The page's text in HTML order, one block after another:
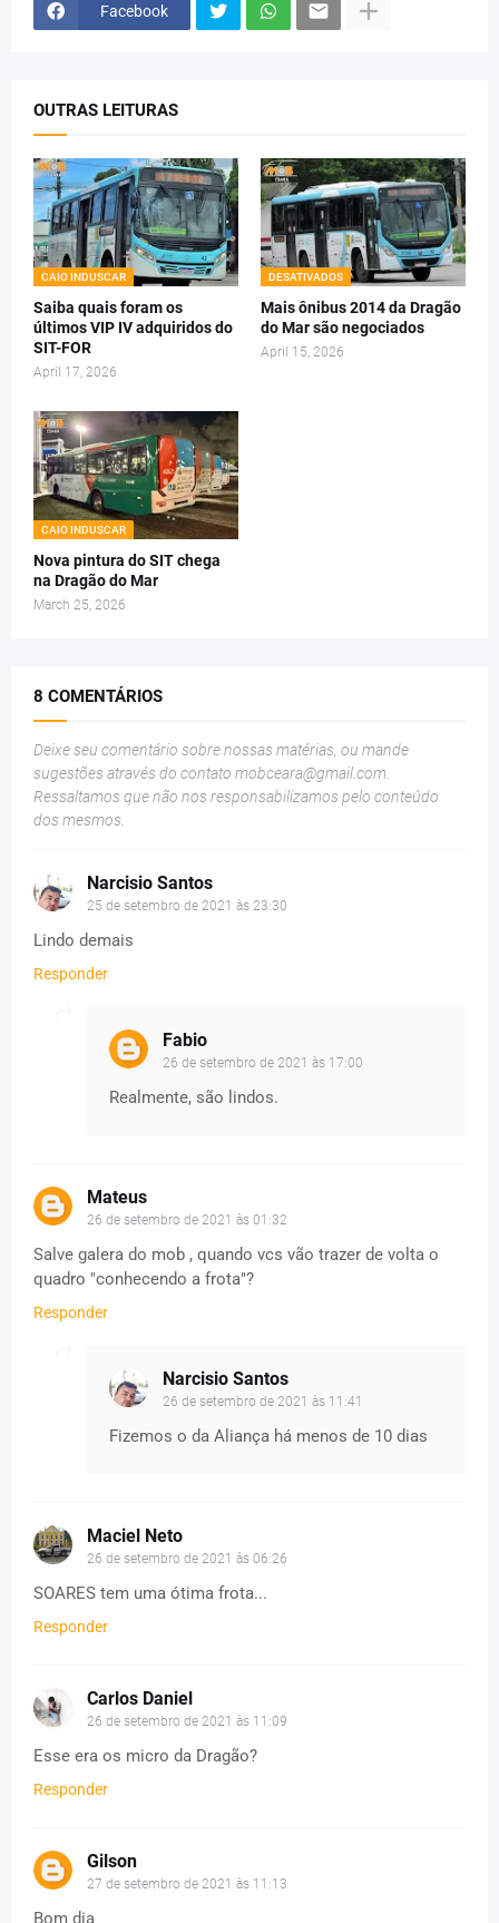
Facebook
OUTRAS LEITURAS
CAIO INDUSCAR
Saiba quais foram os
últimos VIP IV adquiridos do
SIT-FOR
April 17, 2026
DESATIVADOS
Mais ônibus 2014 da Dragão
do Mar são negociados
April 15, 2026
CAIO INDUSCAR
Nova pintura do SIT chega
na Dragão do Mar
March 25, 2026
8 COMENTÁRIOS
Deixe seu comentário sobre nossas matérias, ou mande
sugestões através do contato mobceara@gmail.com.
Ressaltamos que não nos responsabilizamos pelo conteúdo
dos mesmos.
Narcisio Santos
25 de setembro de 2021 às 23:30
Lindo demais
Responder
Fabio
26 de setembro de 2021 às 17:00
Realmente, são lindos.
Mateus
26 de setembro de 2021 às 01:32
Salve galera do mob , quando vcs vão trazer de volta o
quadro "conhecendo a frota"?
Responder
Narcisio Santos
26 de setembro de 2021 às 11:41
Fizemos o da Aliança há menos de 10 dias
Maciel Neto
26 de setembro de 2021 às 06:26
SOARES tem uma ótima frota...
Responder
Carlos Daniel
26 de setembro de 2021 às 11:09
Esse era os micro da Dragão?
Responder
Gilson
27 de setembro de 2021 às 11:13
Bom dia